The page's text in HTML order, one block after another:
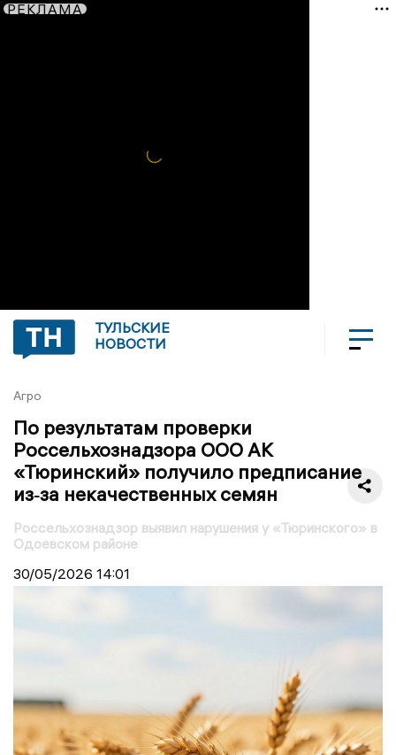
РЕКЛАМА
ТУЛЬСКИЕ
НОВОСТИ
Агро
По результатам проверки
Россельхознадзора ООО АК
«Тюринский» получило предписание
из‑за некачественных семян
Россельхознадзор выявил нарушения у «Тюринского» в
Одоевском районе
30/05/2026 14:01